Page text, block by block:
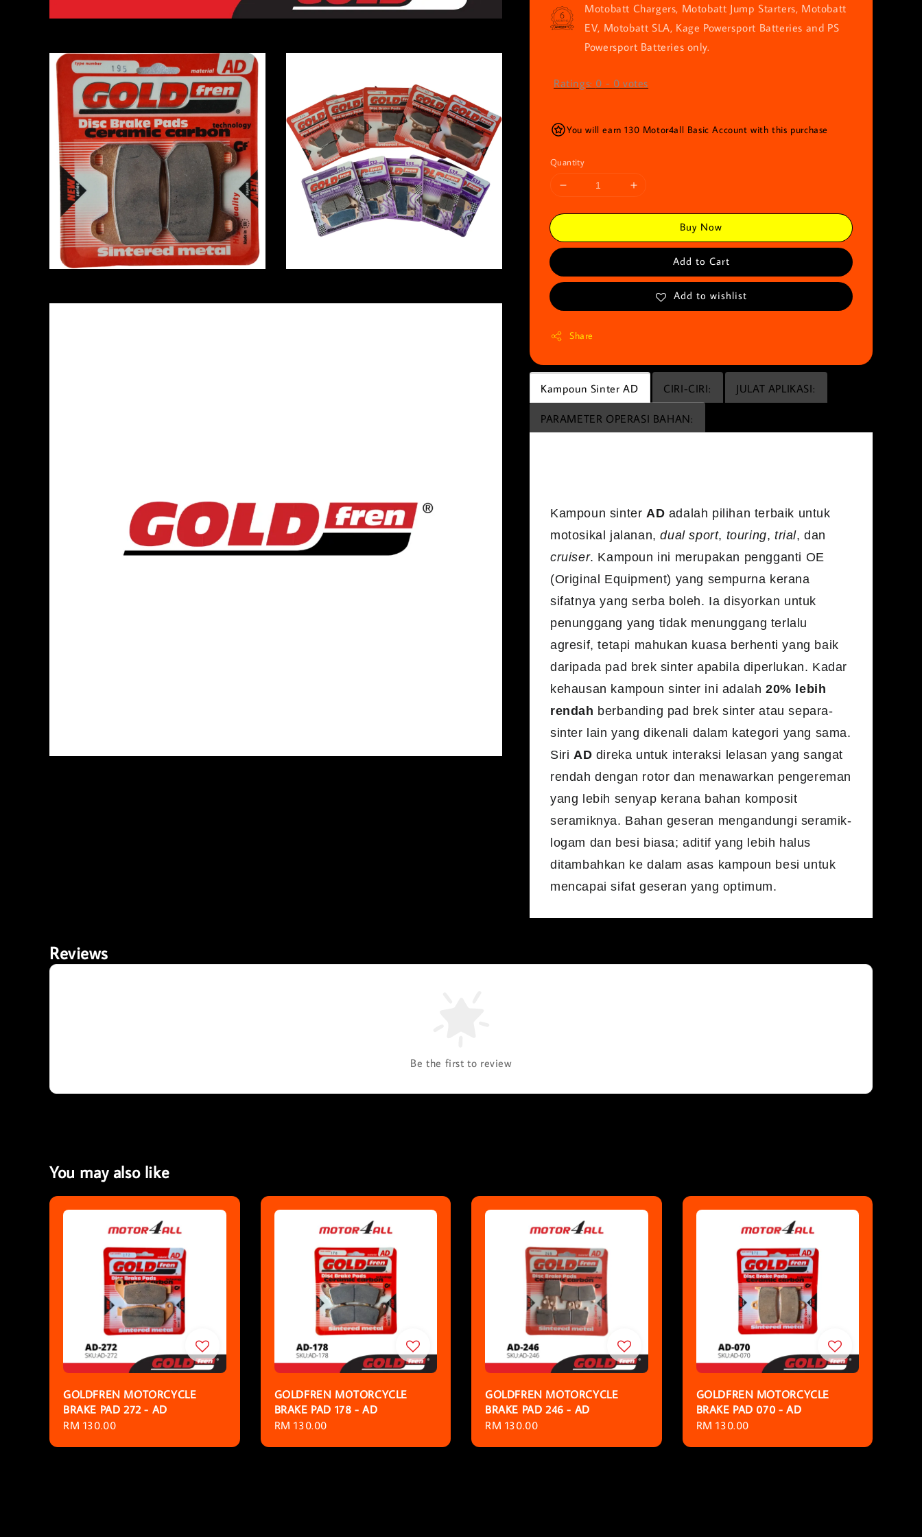
Motobatt Chargers, Motobatt Jump Starters, Motobatt
EV, Motobatt SLA, Kage Powersport Batteries and PS
Powersport Batteries only.
Ratings: 0 - 0 votes
You will earn 130 Motor4all Basic Account with this purchase
Quantity
Buy Now
Add to Cart
Add to wishlist
Share
Kampoun Sinter AD CIRI-CIRI: JULAT APLIKASI:
PARAMETER OPERASI BAHAN:
Kampoun sinter AD adalah pilihan terbaik untuk
motosikal jalanan,dual sport, touring,trial, dan
cruiser. Kampoun ini merupakan pengganti OE
(Original Equipment) yang sempurna kerana
sifatnya yang serba boleh. Ia disyorkan untuk
penunggang yang tidak menunggang terlalu
agresif, tetapi mahukan kuasa berhenti yang baik
daripada pad brek sinter apabila diperlukan. Kadar
kehausan kampoun sinter ini adalah20% lebih
rendah berbanding pad brek sinter atau separa-
sinter lain yang dikenali dalam kategori yang sama.
Siri AD direka untuk interaksi lelasan yang sangat
rendah dengan rotor dan menawarkan pengereman
yang lebih senyap kerana bahan komposit
seramiknya. Bahan geseran mengandungi seramik-
logam dan besi biasa; aditif yang lebih halus
ditambahkan ke dalam asas kampoun besi untuk
mencapai sifat geseran yang optimum.
Reviews
Be the first to review
You may also like
GOLDFREN MOTORCYCLE
BRAKE PAD 272 - AD
Regular
RM 130.00
GOLDFREN MOTORCYCLE
BRAKE PAD 178 - AD
Regular
RM 130.00
GOLDFREN MOTORCYCLE
BRAKE PAD 246 - AD
Regular
RM 130.00
GOLDFREN MOTORCYCLE
BRAKE PAD 070 - AD
Regular
RM 130.00